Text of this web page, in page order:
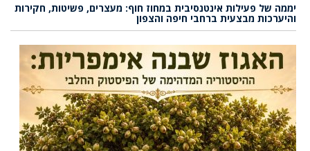
יממה של פעילות אינטנסיבית במחוז חוף: מעצרים, פשיטות, חקירות
והיערכות מבצעית ברחבי חיפה והצפון